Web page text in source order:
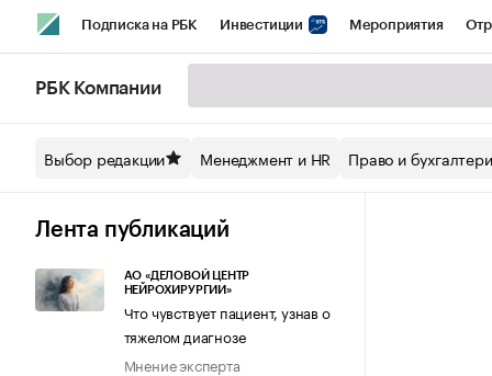
Подписка на РБК Инвестиции Мероприятия
Спецпроекты СПб Конференции СПб Спецпроекты
Технологии и медиа
РБК Компании
Выбор редакции Менеджмент и HR Право и
Лента публикаций
АО «ДЕЛОВОЙ ЦЕНТР
НЕЙРОХИРУРГИИ»
Что чувствует пациент, узнав о
тяжелом диагнозе
Мнение эксперта